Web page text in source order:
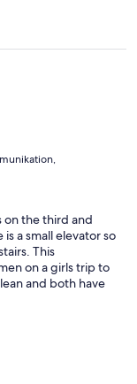
on the third and
a small elevator so
This
on a girls trip to
and both have